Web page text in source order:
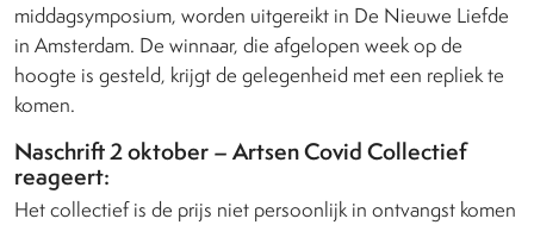
middagsymposium, worden uitgereikt in De Nieuwe Liefde
in Amsterdam. De winnaar, die afgelopen week op de
hoogte is gesteld, krijgt de gelegenheid met een repliek te
komen.
Naschrift 2 oktober – Artsen Covid Collectief
reageert:
Het collectief is de prijs niet persoonlijk in ontvangst komen